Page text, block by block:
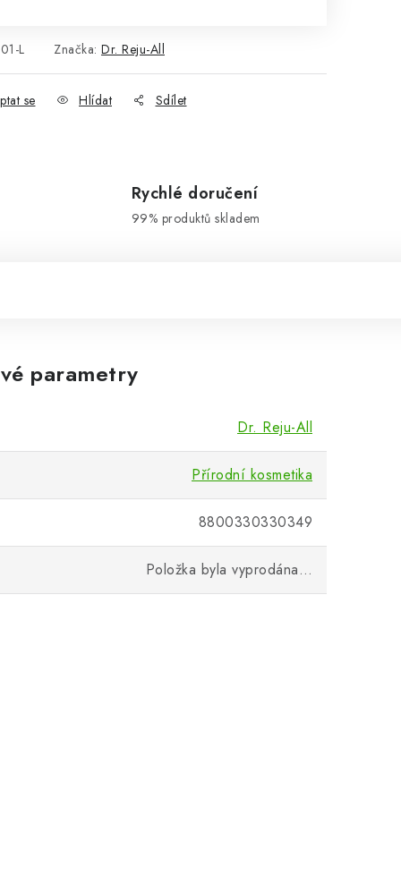
L Značka: Dr. Reju-All
se Hlídat Sdílet
Rychlé doručení
99% produktů skladem
parametry
Dr. Reju-All
Přírodní kosmetika
8800330330349
Položka byla vyprodána…